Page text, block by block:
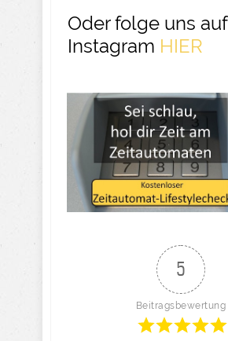
Oder folge uns auf
Instagram HIER
5
Beitragsbewertung